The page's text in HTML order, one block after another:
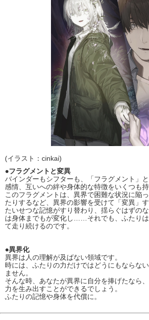
(イラスト：cinkai)
●フラグメントと変異
バインダーもシフターも、「フラグメント」
感情、互いへの絆や身体的な特徴をいくつも持
このフラグメントは、異界で困難な状況に陥
たりするなど、異界の影響を受けて「変異」す
たいせつな記憶がすり替わり、揺らぐはずの
は身体までもが変化し……それでも、ふたり
て走り続けるのです。
●異界化
異界は人の理解が及ばない領域です。
時には、ふたりの力だけではどうにもならな
ません。
そんな時、あなたが異界に自分を捧げたなら
力を生み出すことができるでしょう。
ふたりの記憶や身体を代償に。